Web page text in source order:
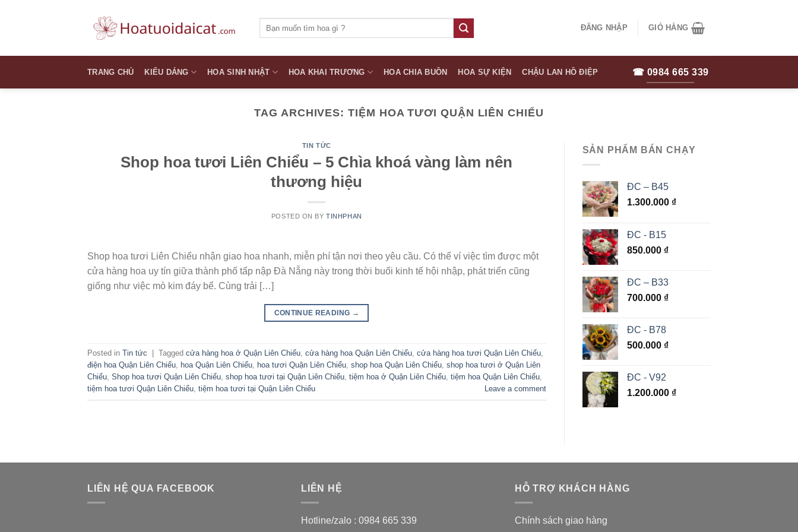
kiếm:
ĐĂNG NHẬP GIỎ HÀNG
TRANG CHỦ KIỂU DÁNG HOA SINH NHẬT HOA KHAI TRƯƠNG HOA CHIA BUỒN HOA SỰ KIỆN CHẬU LAN HỒ ĐIỆP ☎ 0984 665 339
TAG ARCHIVES:TIỆM HOA TƯƠI QUẬN LIÊN CHIỂU
TIN TỨC
Shop hoa tươi Liên Chiểu – 5 Chìa khoá vàng làm nên
thương hiệu
POSTED ON BYTINHPHAN
Shop hoa tươi Liên Chiểu nhận giao hoa nhanh, miễn phí tận nơi theo yêu cầu. Có thể ví việc tìm được một
cửa hàng hoa uy tín giữa thành phố tấp nập Đà Nẵng này trong thời buổi kinh tế hội nhập, phát triển cũng
giống như việc mò kim đáy bể. Cùng trải […]
CONTINUE READING →
Posted in Tin tức Tagged cửa hàng hoa ở Quận Liên Chiểu, cửa hàng hoa Quận Liên Chiểu, cửa hàng hoa tươi Quận Liên Chiểu,
điện hoa Quận Liên Chiểu, hoa Quận Liên Chiểu, hoa tươi Quận Liên Chiểu, shop hoa Quận Liên Chiểu, shop hoa tươi ở Quận Liên
Chiểu, Shop hoa tươi Quận Liên Chiểu, shop hoa tươi tại Quận Liên Chiểu, tiệm hoa ở Quận Liên Chiểu, tiệm hoa Quận Liên Chiểu,
tiệm hoa tươi Quận Liên Chiểu, tiệm hoa tươi tại Quận Liên Chiểu Leave a comment
SẢN PHẨM BÁN CHẠY
ĐC – B45
1.300.000 ₫
ĐC - B15
850.000 ₫
ĐC – B33
700.000 ₫
ĐC - B78
500.000 ₫
ĐC - V92
1.200.000 ₫
LIÊN HỆ QUA FACEBOOK LIÊN HỆ
Hotline/zalo : 0984 665 339
HỖ TRỢ KHÁCH HÀNG
Chính sách giao hàng